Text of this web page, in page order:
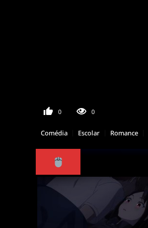
0 0
Comédia Escolar Romance